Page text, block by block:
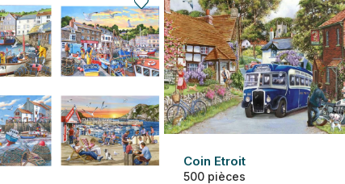
Coin Etroit
500 pièces